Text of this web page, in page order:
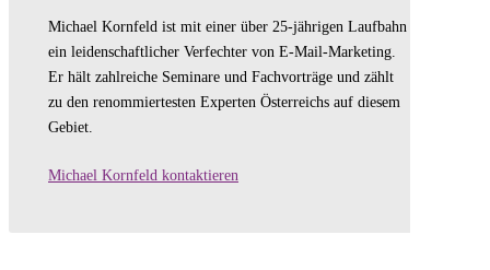
Michael Kornfeld ist mit einer über 25-jährigen Laufbahn
ein leidenschaftlicher Verfechter von E-Mail-Marketing.
Er hält zahlreiche Seminare und Fachvorträge und zählt
zu den renommiertesten Experten Österreichs auf diesem
Gebiet.
Michael Kornfeld kontaktieren